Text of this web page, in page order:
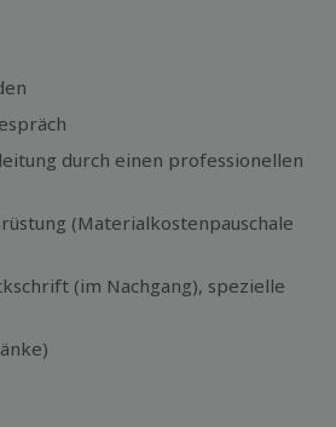
durch einen professionellen
(Materialkostenpauschale
(im Nachgang), spezielle